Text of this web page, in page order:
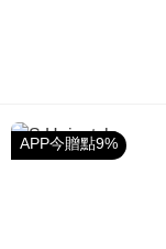
APP今贈點9%